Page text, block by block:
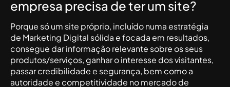
empresa precisa de ter um site?
Porque só um site próprio, incluído numa estratégia
de Marketing Digital sólida e focada em resultados,
consegue dar informação relevante sobre os seus
produtos/serviços, ganhar o interesse dos visitantes,
passar credibilidade e segurança, bem como a
autoridade e competitividade no mercado de